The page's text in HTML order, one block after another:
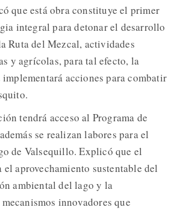
que está obra constituye el primer
integral para detonar el desarrollo
Ruta del Mezcal, actividades
y agrícolas, para tal efecto, la
implementará acciones para combatir
tendrá acceso al Programa de
se realizan labores para el
de Valsequillo. Explicó que el
aprovechamiento sustentable del
ambiental del lago y la
innovadores que